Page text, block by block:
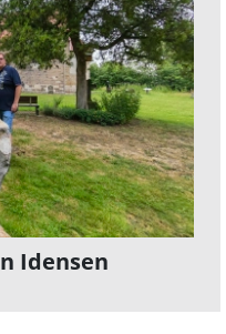
Idensen